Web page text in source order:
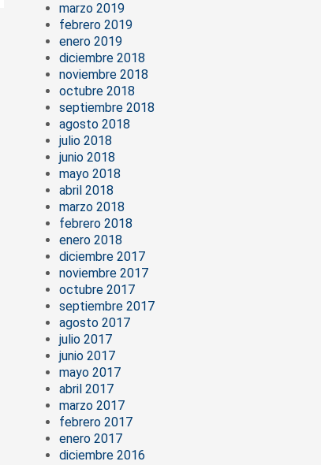
marzo 2019
febrero 2019
enero 2019
diciembre 2018
noviembre 2018
octubre 2018
septiembre 2018
agosto 2018
julio 2018
junio 2018
mayo 2018
abril 2018
marzo 2018
febrero 2018
enero 2018
diciembre 2017
noviembre 2017
octubre 2017
septiembre 2017
agosto 2017
julio 2017
junio 2017
mayo 2017
abril 2017
marzo 2017
febrero 2017
enero 2017
diciembre 2016